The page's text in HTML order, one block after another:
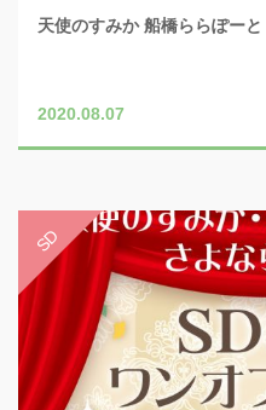
天使のすみか 船橋ららぽー
2020.08.07